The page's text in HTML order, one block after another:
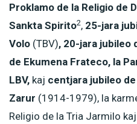
Proklamo de la Religio de
Sankta Spirito2, 25-jara
Volo (TBV), 20-jara jubileo
de Ekumena Frateco, la
LBV, kaj centjara jubileo
Zarur (1914-1979), la
Religio de la Tria Jarmilo